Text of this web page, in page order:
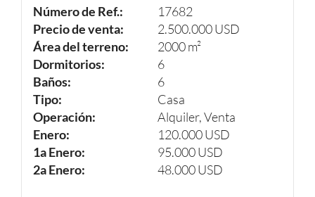
Número de Ref.:
17682
Precio de venta:
2.500.000 USD
Área del terreno:
2000 m²
Dormitorios:
6
Baños:
6
Tipo:
Casa
Operación:
Alquiler, Venta
Enero:
120.000 USD
1a Enero:
95.000 USD
2a Enero:
48.000 USD